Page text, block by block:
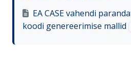
EA CASE vahendi
koodi genereerimise mallid